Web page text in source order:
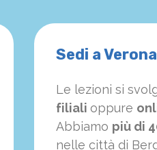
Sedi a Verona
Le lezioni si
filiali oppure
Abbiamo più di
nelle città di